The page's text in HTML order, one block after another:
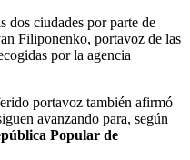
dos ciudades por parte de
Filiponenko, portavoz de las
por la agencia
portavoz también afirmó
avanzando para, según
Popular de